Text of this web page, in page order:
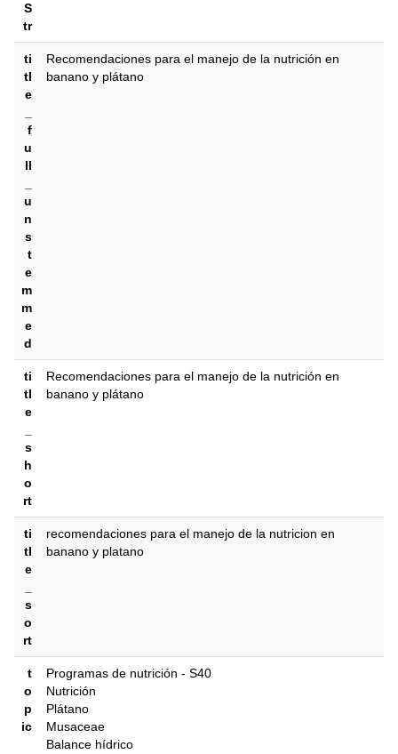
S
tr
ti
tl
e
f
u
ll
u
n
s
t
e
m
m
e
d
Recomendaciones para el manejo de la nutrición en
banano y plátano
ti
tl
e
s
h
o
rt
Recomendaciones para el manejo de la nutrición en
banano y plátano
ti
tl
e
s
o
rt
recomendaciones para el manejo de la nutricion en
banano y platano
t
o
p
ic
Programas de nutrición - S40
Nutrición
Plátano
Musaceae
Balance hídrico